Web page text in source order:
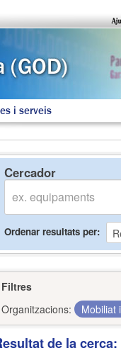
i serveis
Cercador
Ordenar resultats per
Filtres
Organitzacions:
Mobiliat
de la